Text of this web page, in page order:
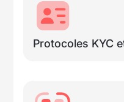
Protocoles KYC